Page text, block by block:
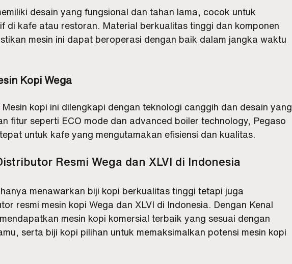
desain yang fungsional dan tahan lama, cocok untuk
di kafe atau restoran. Material berkualitas tinggi dan komponen
mesin ini dapat beroperasi dengan baik dalam jangka waktu
Kopi Wega
Mesin kopi ini dilengkapi dengan teknologi canggih dan desain yang
fitur seperti ECO mode dan advanced boiler technology, Pegaso
untuk kafe yang mengutamakan efisiensi dan kualitas.
Resmi Wega dan XLVI di Indonesia
menawarkan biji kopi berkualitas tinggi tetapi juga
resmi mesin kopi Wega dan XLVI di Indonesia. Dengan Kenal
mesin kopi komersial terbaik yang sesuai dengan
serta biji kopi pilihan untuk memaksimalkan potensi mesin kopi